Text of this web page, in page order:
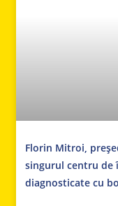
Florin Mitroi,
singurul centru de
diagnosticate cu